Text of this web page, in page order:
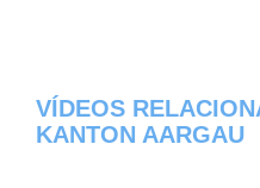
VÍDEOS
KANTON AARGAU